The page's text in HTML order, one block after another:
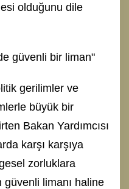
olduğunu dile
güvenli bir liman"
gerilimler ve
büyük bir
Bakan Yardımcısı
karşı karşıya
zorluklara
limanı haline